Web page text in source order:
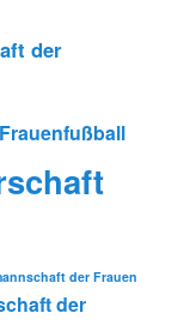
der
Frauenfußball
der Frauen
der